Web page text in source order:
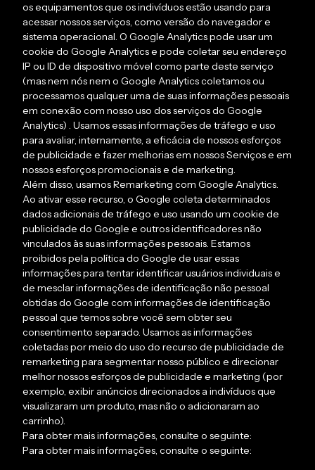
os equipamentos que os indivíduos estão usando para
acessar nossos serviços, como versão do navegador e
sistema operacional. O Google Analytics pode usar um
cookie do Google Analytics e pode coletar seu endereço
IP ou ID de dispositivo móvel como parte deste serviço
(mas nem nós nem o Google Analytics coletamos ou
processamos qualquer uma de suas informações pessoais
em conexão com nosso uso dos serviços do Google
Analytics) . Usamos essas informações de tráfego e uso
para avaliar, internamente, a eficácia de nossos esforços
de publicidade e fazer melhorias em nossos Serviços e em
nossos esforços promocionais e de marketing.
Além disso, usamos Remarketing com Google Analytics.
Ao ativar esse recurso, o Google coleta determinados
dados adicionais de tráfego e uso usando um cookie de
publicidade do Google e outros identificadores não
vinculados às suas informações pessoais. Estamos
proibidos pela política do Google de usar essas
informações para tentar identificar usuários individuais e
de mesclar informações de identificação não pessoal
obtidas do Google com informações de identificação
pessoal que temos sobre você sem obter seu
consentimento separado. Usamos as informações
coletadas por meio do uso do recurso de publicidade de
remarketing para segmentar nosso público e direcionar
melhor nossos esforços de publicidade e marketing (por
exemplo, exibir anúncios direcionados a indivíduos que
visualizaram um produto, mas não o adicionaram ao
carrinho).
Para obter mais informações, consulte o seguinte:
Para obter mais informações, consulte o seguinte: